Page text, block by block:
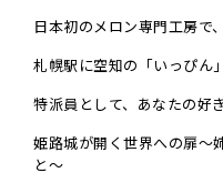
日本初のメロン専門工房で
札幌駅に空知の「いっぴん
特派員として、あなたの好
姫路城が開く世界への扉～
と～